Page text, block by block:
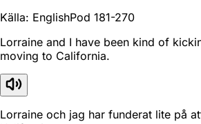
Källa: EnglishPod 181-270
Lorraine and I have been kind of
moving to California.
Lorraine och jag har funderat lite på